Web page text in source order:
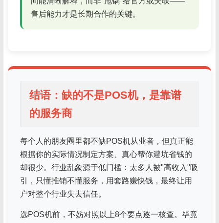
售后能力才是长期合作的关键。
结语：缺的不是POS机，是靠谱
的服务商
每个人的朋友圈里都不缺POS机从业者，但真正能
根据你的实际情况制定方案、真心帮你避坑省钱的
却很少。行业乱象源于低门槛：太多人被"高收入"吸
引，只懂推销不懂服务，用套路赚快钱，最终让用
户对整个行业失去信任。
选POS机前，不妨对照以上8个要点逐一核查。毕竟